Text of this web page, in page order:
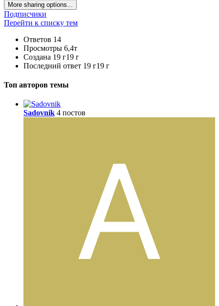
More sharing options...
Подписчики
Перейти к списку тем
Ответов 14
Просмотры 6,4т
Создана 19 г19 г
Последний ответ 19 г19 г
Топ авторов темы
Sadovnik 4 постов